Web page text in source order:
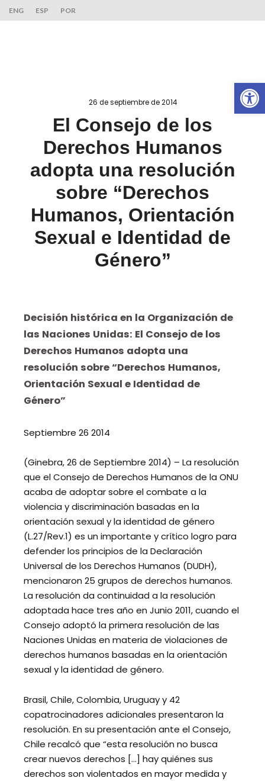
ENG ESP POR
26 de septiembre de 2014
El Consejo de los
Derechos Humanos
adopta una resolución
sobre “Derechos
Humanos, Orientación
Sexual e Identidad de
Género”
Decisión histórica en la Organización de
las Naciones Unidas: El Consejo de los
Derechos Humanos adopta una
resolución sobre “Derechos Humanos,
Orientación Sexual e Identidad de
Género”
Septiembre 26 2014
(Ginebra, 26 de Septiembre 2014) – La resolución
que el Consejo de Derechos Humanos de la ONU
acaba de adoptar sobre el combate a la
violencia y discriminación basadas en la
orientación sexual y la identidad de género
(L.27/Rev.1) es un importante y crítico logro para
defender los principios de la Declaración
Universal de los Derechos Humanos (DUDH),
mencionaron 25 grupos de derechos humanos.
La resolución da continuidad a la resolución
adoptada hace tres año en Junio 2011, cuando el
Consejo adoptó la primera resolución de las
Naciones Unidas en materia de violaciones de
derechos humanos basadas en la orientación
sexual y la identidad de género.
Brasil, Chile, Colombia, Uruguay y 42
copatrocinadores adicionales presentaron la
resolución. En su presentación ante el Consejo,
Chile recalcó que “esta resolución no busca
crear nuevos derechos […] hay quiénes sus
derechos son violentados en mayor medida y